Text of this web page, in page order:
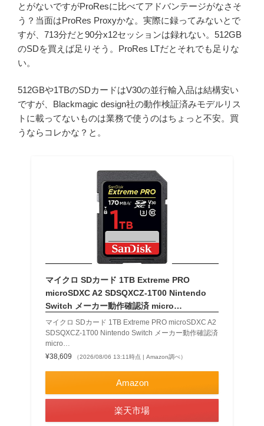
とがないですがProResに比べてアドバンテージがなさそ
う？当面はProRes Proxyかな。実際に録ってみないとで
すが、713分だと90分x12セッションは録れない。512GB
のSDを買えば足りそう。ProRes LTだとそれでも足りな
い。
512GBや1TBのSDカードはV30の並行輸入品は結構安い
ですが、Blackmagic design社の動作検証済みモデルリス
トに載ってないものは業務で使うのはちょっと不安。買
うならコレかな？と。
マイクロ SDカード 1TB Extreme PRO
microSDXC A2 SDSQXCZ-1T00 Nintendo
Switch メーカー動作確認済 micro…
マイクロ SDカード 1TB Extreme PRO microSDXC A2
SDSQXCZ-1T00 Nintendo Switch メーカー動作確認済
micro…
¥38,609
（2026/08/06 13:11時点 | Amazon調べ）
Amazon
楽天市場